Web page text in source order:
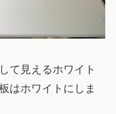
て見えるホワイト
はホワイトにしま